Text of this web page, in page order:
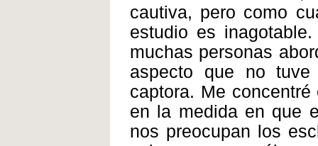
cautiva, pero como
estudio es
muchas personas
aspecto que no
captora. Me
en la medida en que
nos preocupan los